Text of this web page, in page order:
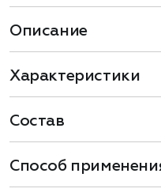
Описание
Характеристики
Состав
Способ